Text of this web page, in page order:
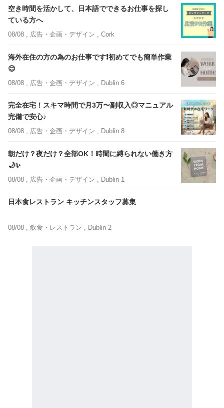
空き時間を活かして、日本語でできるお仕事を探し
ている方へ
08/08 , 広告・企画・デザイン , Cork
海外在住の方の為のお仕事です❗️初めてでも簡単作業
😊
08/08 , 広告・企画・デザイン , Dublin 6
完全在宅！スキマ時間で月3万〜副収入◎マニュアル
完備で安心♪
08/08 , 広告・企画・デザイン , Dublin 8
朝だけ？夜だけ？全部OK！時間に縛られない働き方
🌙✨
08/08 , 広告・企画・デザイン , Dublin 1
日本食レストラン キッチンスタッフ募集
08/08 , 飲食・レストラン , Dublin 2